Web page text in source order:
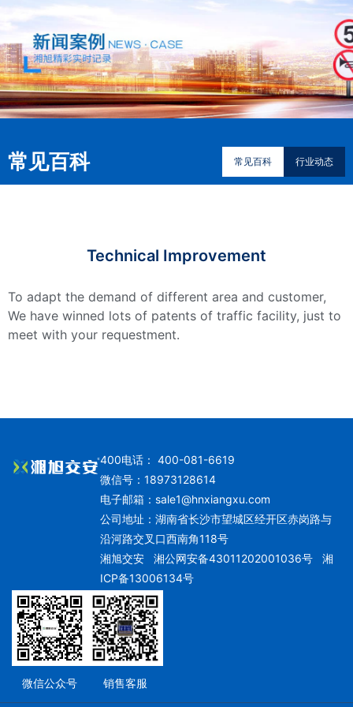
常见百科 常见百科 行业动态
Technical Improvement
To adapt the demand of different area and customer,
We have winned lots of patents of traffic facility, just to
meet with your requestment.
400电话： 400-081-6619
微信号：18973128614
电子邮箱： sale1@hnxiangxu.com
公司地址：湖南省长沙市望城区经开区赤岗路与
沿河路交叉口西南角118号
湘旭交安湘公网安备43011202001036号
湘
ICP备13006134号
微信公众号 销售客服